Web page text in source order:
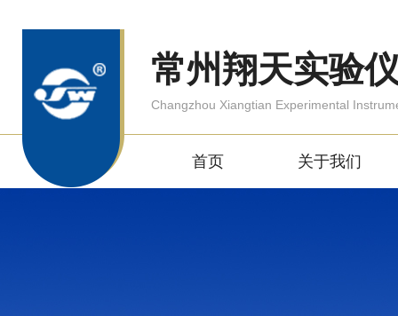
常州翔天实验
Changzhou Xiangtian Experimental
首页 关于我们